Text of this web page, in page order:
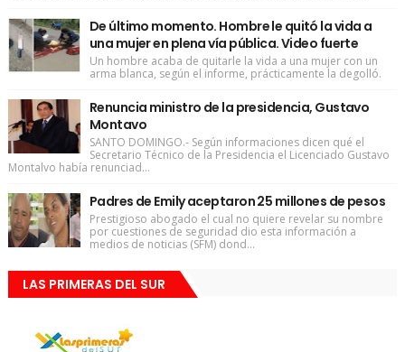
De último momento. Hombre le quitó la vida a
una mujer en plena vía pública. Video fuerte
Un hombre acaba de quitarle la vida a una mujer con un
arma blanca, según el informe, prácticamente la degolló.
Renuncia ministro de la presidencia, Gustavo
Montavo
SANTO DOMINGO.- Según informaciones dicen qué el
Secretario Técnico de la Presidencia el Licenciado Gustavo
Montalvo había renunciad...
Padres de Emily aceptaron 25 millones de pesos
Prestigioso abogado el cual no quiere revelar su nombre
por cuestiones de seguridad dio esta información a
medios de noticias (SFM) dond...
LAS PRIMERAS DEL SUR